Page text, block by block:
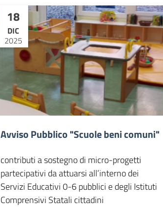
18
DIC
2025
Avviso Pubblico "Scuole beni comuni"
contributi a sostegno di micro-progetti
partecipativi da attuarsi all’interno dei
Servizi Educativi 0-6 pubblici e degli Istituti
Comprensivi Statali cittadini